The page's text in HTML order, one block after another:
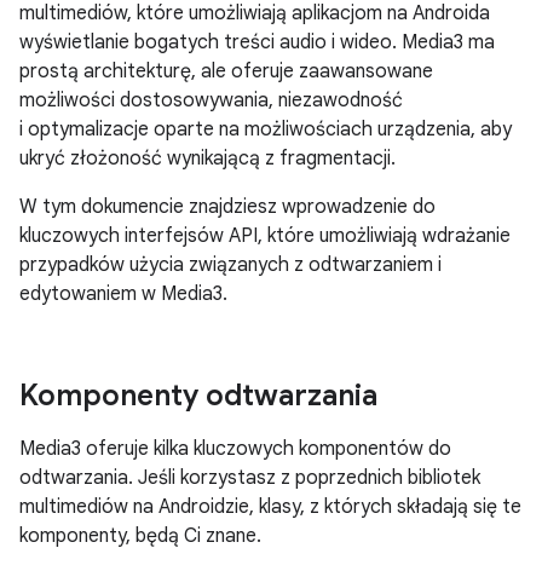
multimediów, które umożliwiają aplikacjom na Androida
wyświetlanie bogatych treści audio i wideo. Media3 ma
prostą architekturę, ale oferuje zaawansowane
możliwości dostosowywania, niezawodność
i optymalizacje oparte na możliwościach urządzenia, aby
ukryć złożoność wynikającą z fragmentacji.
W tym dokumencie znajdziesz wprowadzenie do
kluczowych interfejsów API, które umożliwiają wdrażanie
przypadków użycia związanych z odtwarzaniem i
edytowaniem w Media3.
Komponenty odtwarzania
Media3 oferuje kilka kluczowych komponentów do
odtwarzania. Jeśli korzystasz z poprzednich bibliotek
multimediów na Androidzie, klasy, z których składają się te
komponenty, będą Ci znane.